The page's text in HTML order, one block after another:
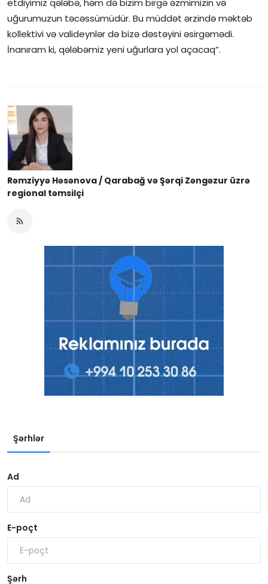
etdiyimiz qələbə, həm də bizim birgə əzmimizin və
uğurumuzun təcəssümüdür. Bu müddət ərzində məktəb
kollektivi və valideynlər də bizə dəstəyini əsirgəmədi.
İnanıram ki, qələbəmiz yeni uğurlara yol açacaq”.
Rəmziyyə Həsənova / Qarabağ və Şərqi Zəngəzur üzrə
regional təmsilçi
Şərhlər
Ad
E-poçt
Şərh